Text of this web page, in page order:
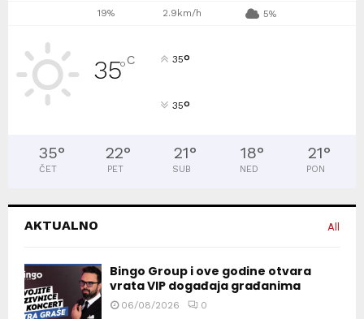
19% 2.9km/h 5%
35°C 35°
35°
35°
ČET
22°
PET
21°
SUB
18°
NED
21°
PON
AKTUALNO All
Bingo Group i ove godine otvara
vrata VIP događaja građanima
06/08/2026 0